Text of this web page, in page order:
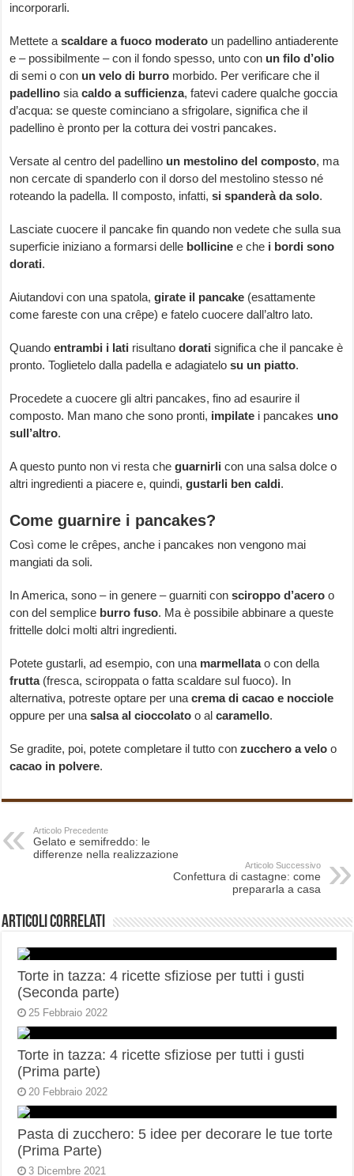
incorporarli.
Mettete ascaldare a fuoco moderato un padellino antiaderente
e – possibilmente – con il fondo spesso, unto con un filo d’olio
di semi o con un velo di burro morbido. Per verificare che il
padellino siacaldo a sufficienza, fatevi cadere qualche goccia
d’acqua: se queste cominciano a sfrigolare, significa che il
padellino è pronto per la cottura dei vostri pancakes.
Versate al centro del padellino un mestolino del composto, ma
non cercate di spanderlo con il dorso del mestolino stesso né
roteando la padella. Il composto, infatti,si spanderà da solo.
Lasciate cuocere il pancake fin quando non vedete che sulla sua
superficie iniziano a formarsi delle bollicine e che i bordi sono
dorati.
Aiutandovi con una spatola,girate il pancake (esattamente
come fareste con una crêpe) e fatelo cuocere dall’altro lato.
Quandoentrambi i lati risultanodorati significa che il pancake è
pronto. Toglietelo dalla padella e adagiatelosu un piatto.
Procedete a cuocere gli altri pancakes, fino ad esaurire il
composto. Man mano che sono pronti, impilate i pancakes uno
sull’altro.
A questo punto non vi resta cheguarnirli con una salsa dolce o
altri ingredienti a piacere e, quindi,gustarli ben caldi.
Come guarnire i pancakes?
Così come le crêpes, anche i pancakes non vengono mai
mangiati da soli.
In America, sono – in genere – guarniti consciroppo d’acero o
con del semplice burro fuso. Ma è possibile abbinare a queste
frittelle dolci molti altri ingredienti.
Potete gustarli, ad esempio, con una marmellatao con della
frutta(fresca, sciroppata o fatta scaldare sul fuoco). In
alternativa, potreste optare per unacrema di cacao e nocciole
oppure per una salsa al cioccolato o alcaramello.
Se gradite, poi, potete completare il tutto conzucchero a velo o
cacao in polvere.
Articolo Precedente
Gelato e semifreddo: le
differenze nella realizzazione
Articolo Successivo
Confettura di castagne: come
prepararla a casa
Articoli correlati
Torte in tazza: 4 ricette sfiziose per tutti i gusti
(Seconda parte)
25 Febbraio 2022
Torte in tazza: 4 ricette sfiziose per tutti i gusti
(Prima parte)
20 Febbraio 2022
Pasta di zucchero: 5 idee per decorare le tue torte
(Prima Parte)
3 Dicembre 2021